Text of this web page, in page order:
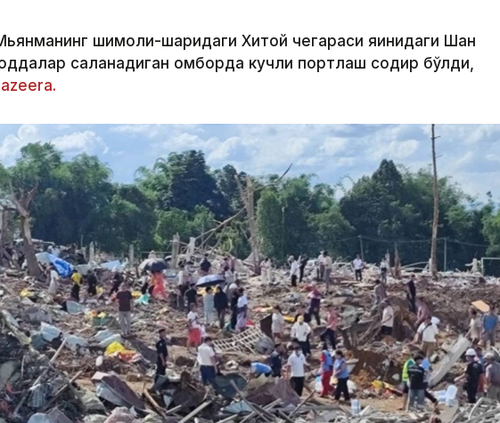
шимоли-шарқидаги Хитой чегараси яқинидаги Шан
сақланадиган омборда кучли портлаш содир бўлди,